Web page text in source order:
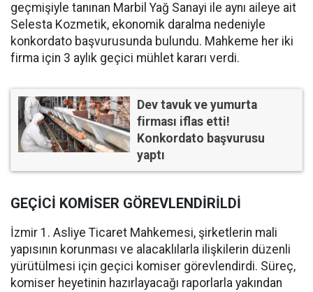
geçmişiyle tanınan Marbil Yağ Sanayi ile aynı aileye ait
Selesta Kozmetik, ekonomik daralma nedeniyle
konkordato başvurusunda bulundu. Mahkeme her iki
firma için 3 aylık geçici mühlet kararı verdi.
Dev tavuk ve yumurta
firması iflas etti!
Konkordato başvurusu
yaptı
GEÇİCİ KOMİSER GÖREVLENDİRİLDİ
İzmir 1. Asliye Ticaret Mahkemesi, şirketlerin mali
yapısının korunması ve alacaklılarla ilişkilerin düzenli
yürütülmesi için geçici komiser görevlendirdi. Süreç,
komiser heyetinin hazırlayacağı raporlarla yakından